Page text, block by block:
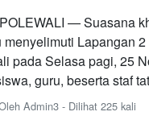
— Suasana
menyelimuti Lapangan
pada Selasa pagi, 25
guru, beserta staf
Admin3 - Dilihat 225 kali